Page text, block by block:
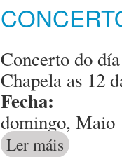
Concerto do
Chapela as 12
Fecha:
domingo, Maio
Ler máis acerca de